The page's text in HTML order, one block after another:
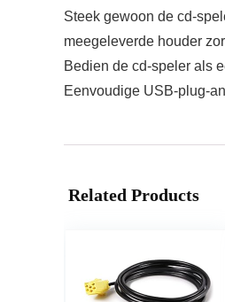
Steek gewoon de cd-
meegeleverde houder
Bedien de cd-speler als
Eenvoudige USB-plug-
Related Products